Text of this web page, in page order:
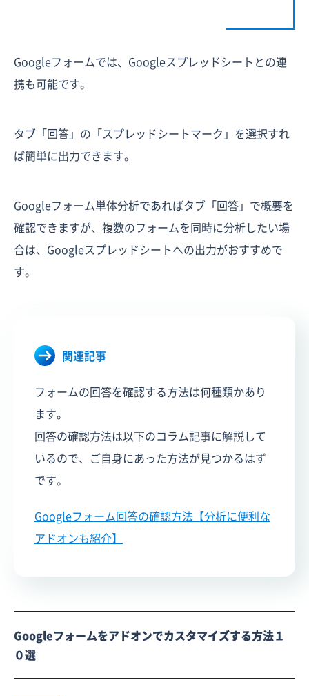
Googleフォームでは、Googleスプレッドシートとの連
携も可能です。
タブ「回答」の「スプレッドシートマーク」を選択すれ
ば簡単に出力できます。
Googleフォーム単体分析であればタブ「回答」で概要を
確認できますが、複数のフォームを同時に分析したい場
合は、Googleスプレッドシートへの出力がおすすめで
す。
関連記事
フォームの回答を確認する方法は何種類かあり
ます。
回答の確認方法は以下のコラム記事に解説して
いるので、ご自身にあった方法が見つかるはず
です。
Googleフォーム回答の確認方法【分析に便利な
アドオンも紹介】
Googleフォームをアドオンでカスタマイズする方法１
０選